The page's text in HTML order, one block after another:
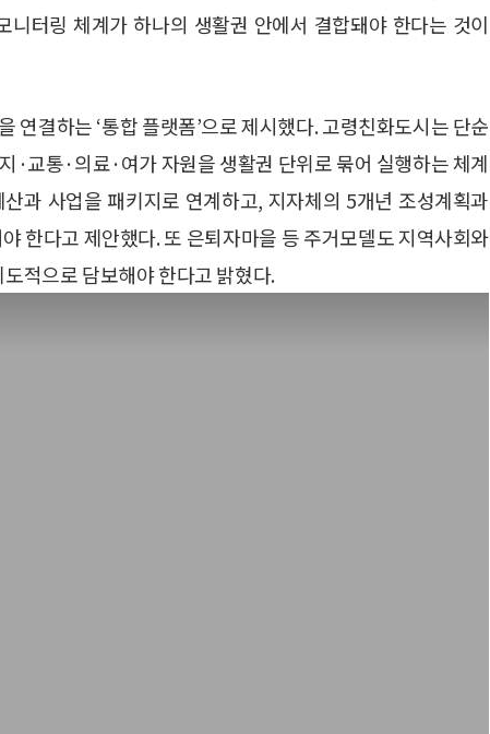
터링 체계가 하나의 생활권 안에서 결합돼야 한다는 것이
연결하는 ‘통합 플랫폼’으로 제시했다. 고령친화도시는 단순
·교통·의료·여가 자원을 생활권 단위로 묶어 실행하는 체계
과 사업을 패키지로 연계하고, 지자체의 5개년 조성계획과
한다고 제안했다. 또 은퇴자마을 등 주거모델도 지역사회와
적으로 담보해야 한다고 밝혔다.